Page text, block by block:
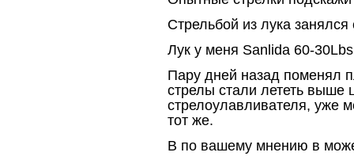
Стрельбой из лука
Лук у меня Sanlida 60-
Пару дней назад поменял
стрелы стали лететь выше
стрелоулавливателя, уже
тот же.
В по вашему мнению в